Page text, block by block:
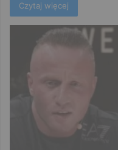
Czytaj więcej